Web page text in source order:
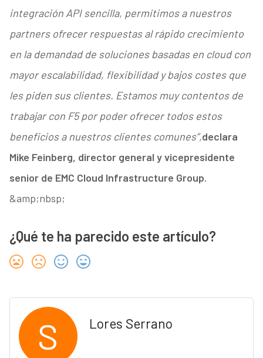
integración API sencilla, permitimos a nuestros
partners ofrecer respuestas al rápido crecimiento
en la demandad de soluciones basadas en cloud con
mayor escalabilidad, flexibilidad y bajos costes que
les piden sus clientes. Estamos muy contentos de
trabajar con F5 por poder ofrecer todos estos
beneficios a nuestros clientes comunes”,declara
Mike Feinberg, director general y vicepresidente
senior de EMC Cloud Infrastructure Group.
&amp;nbsp;
¿Qué te ha parecido este artículo?
S Lores Serrano